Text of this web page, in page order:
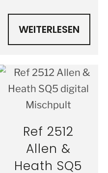
WEITERLESEN
Ref 2512
Allen &
Heath SQ5